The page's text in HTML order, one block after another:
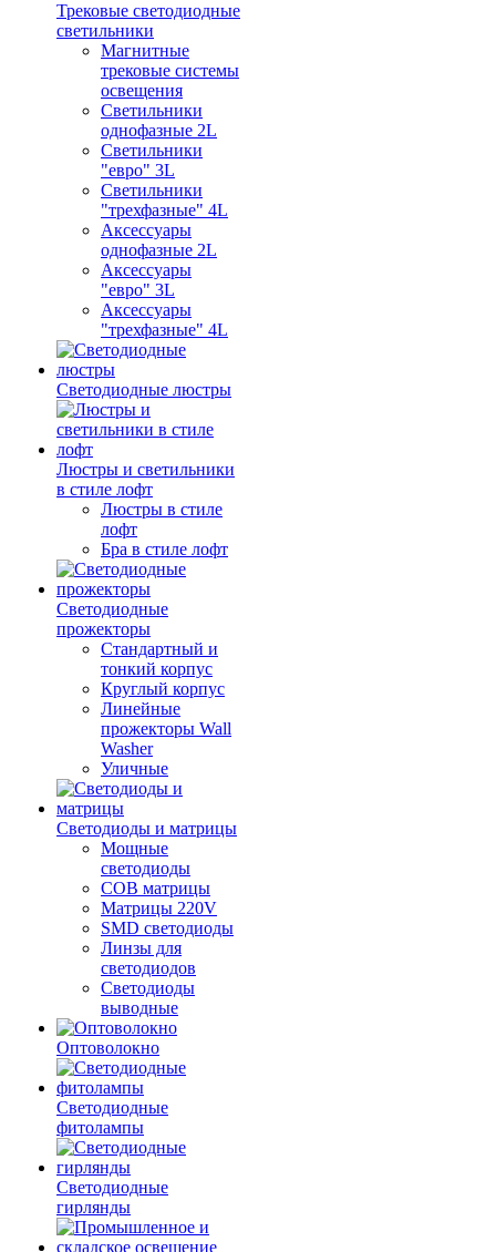
Трековые светодиодные
светильники
Магнитные
трековые системы
освещения
Светильники
однофазные 2L
Светильники
"евро" 3L
Светильники
"трехфазные" 4L
Аксессуары
однофазные 2L
Аксессуары
"евро" 3L
Аксессуары
"трехфазные" 4L
Светодиодные люстры
Люстры и светильники
в стиле лофт
Люстры в стиле
лофт
Бра в стиле лофт
Светодиодные
прожекторы
Стандартный и
тонкий корпус
Круглый корпус
Линейные
прожекторы Wall
Washer
Уличные
Светодиоды и матрицы
Мощные
светодиоды
COB матрицы
Матрицы 220V
SMD светодиоды
Линзы для
светодиодов
Светодиоды
выводные
Оптоволокно
Светодиодные
фитолампы
Светодиодные
гирлянды